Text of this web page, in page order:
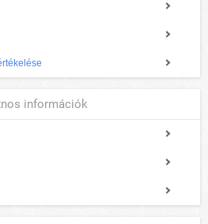
információk